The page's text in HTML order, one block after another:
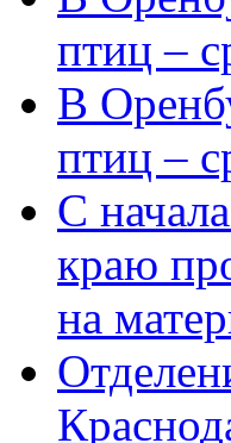
птиц –
В
птиц –
С
краю
на